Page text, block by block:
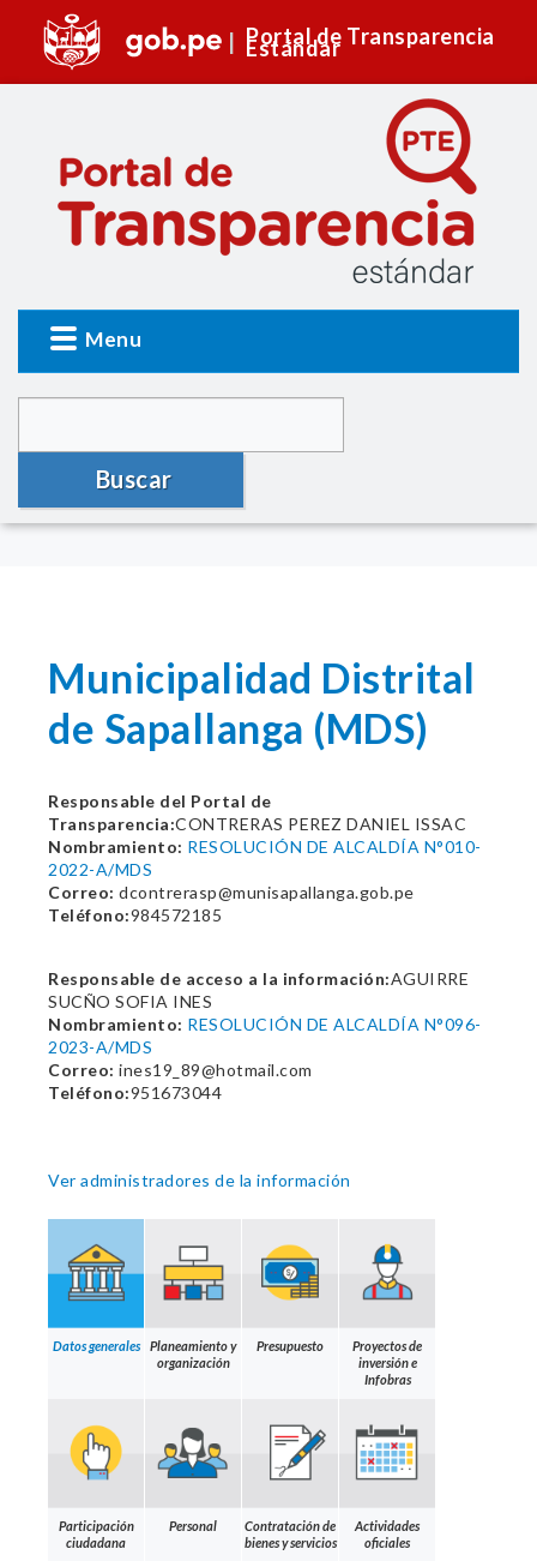
Portal de Transparencia
Estándar
Menu
Buscar
Municipalidad Distrital
de Sapallanga (MDS)
Responsable del Portal de
Transparencia:CONTRERAS PEREZ DANIEL ISSAC
Nombramiento: RESOLUCIÓN DE ALCALDÍA N°010-
2022-A/MDS
Correo: dcontrerasp@munisapallanga.gob.pe
Teléfono:984572185
Responsable de acceso a la información:AGUIRRE
SUCÑO SOFIA INES
Nombramiento: RESOLUCIÓN DE ALCALDÍA N°096-
2023-A/MDS
Correo: ines19_89@hotmail.com
Teléfono:951673044
Ver administradores de la información
Datos generales
Planeamiento y
organización
Presupuesto
Proyectos de
inversión e
Infobras
Participación
ciudadana
Personal
Contratación de
bienes y servicios
Actividades
oficiales